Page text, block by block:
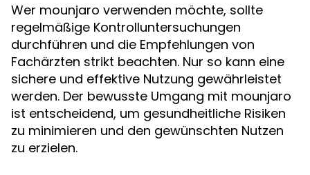
Wer mounjaro verwenden möchte, sollte
regelmäßige Kontrolluntersuchungen
durchführen und die Empfehlungen von
Fachärzten strikt beachten. Nur so kann eine
sichere und effektive Nutzung gewährleistet
werden. Der bewusste Umgang mit mounjaro
ist entscheidend, um gesundheitliche Risiken
zu minimieren und den gewünschten Nutzen
zu erzielen.